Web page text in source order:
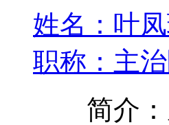
姓名：叶
职称：主
简介：